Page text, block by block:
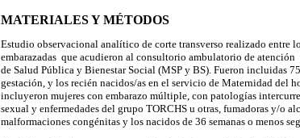
MATERIALES Y MÉTODOS
Estudio observacional analítico de corte transverso realizado entre
embarazadas que acudieron al consultorio ambulatorio de
de Salud Pública y Bienestar Social (MSP y BS). Fueron incluidas
gestación, y los recién nacidos/as en el servicio de Maternidad del
incluyeron mujeres con embarazo múltiple, con patologías
sexual y enfermedades del grupo TORCHS u otras, fumadoras y/o
malformaciones congénitas y los nacidos de 36 semanas o menos